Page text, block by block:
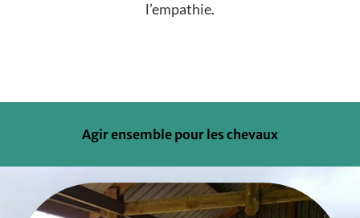
l’empathie.
Agir ensemble pour les chevaux